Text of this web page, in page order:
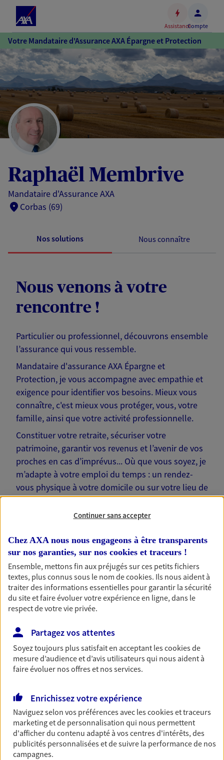
Accéder
au
contenu
principal
Accéder
au
pied
page
AssistanceCompte
Votre Mandataire d'Assurance AXA Épargne et Protection
Raphaël Membrive
Mandataire d'Assurance AXA
Corbas (69)
Nos solutions Nous connaître
Nous venons à votre
rencontre !
Particulier ou professionnel, découvrons ensemble
l’assurance qui vous ressemble.
Mandataire d'assurance AXA Épargne et
Protection, je vous accompagne avec empathie et
exigence pour identifier vos besoins. Mieux vous
connaître, c'est mieux vous protéger, vous, votre
famille, ainsi que votre activité professionnelle.
Constituer votre retraite, sécuriser votre
patrimoine, garantir vos revenus et l’avenir de vos
proches en cas d’imprévus... Où que vous soyez, je
m’adapte à votre emploi du temps : un rendez-
vous physique à votre domicile ou sur votre lieu de
travail… Je suis là pour échanger avec vous !
Nos offres phares
Épargne
immobilier, études des enfants ou voyage autour
du monde… Épargnez à votre rythme et
simplement, selon votre profil.
Préparez sereinement ce nouveau chapitre de
votre vie avec les conseils d'un expert. Découvrez
notre solution PER (Plan Epargne Retraite)
spécialement conçue pour la retraite.
Continuer sans accepter
Chez AXA nous nous engageons à être transparents
sur nos garanties, sur nos cookies et traceurs !
Ensemble, mettons fin aux préjugés sur ces petits fichiers
textes, plus connus sous le nom decookies. Ils nous aident à
traiter des informations essentielles pour garantir la sécurité
du site et faire évoluer votre expérience en ligne, dans le
respect de votre vie privée.
Partagez vos attentes
Soyez toujours plus satisfait en acceptant lescookiesde
mesure d’audience et d’avis utilisateurs qui nous aident à
faire évoluer nos offres et nos services.
Enrichissez votre expérience
Naviguez selon vos préférences avec lescookies et traceurs
marketing et de personnalisation qui nous permettent
d'afficher du contenu adapté à vos centres d'intérêts, des
publicités personnalisées et de suivre la performance de nos
campagnes.